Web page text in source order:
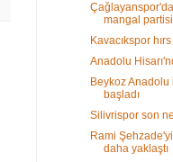
mangal partisi
Kavacıkspor
Anadolu
Beykoz Anadolu
başladı
Silivrispor son
Rami
daha yaklaştı